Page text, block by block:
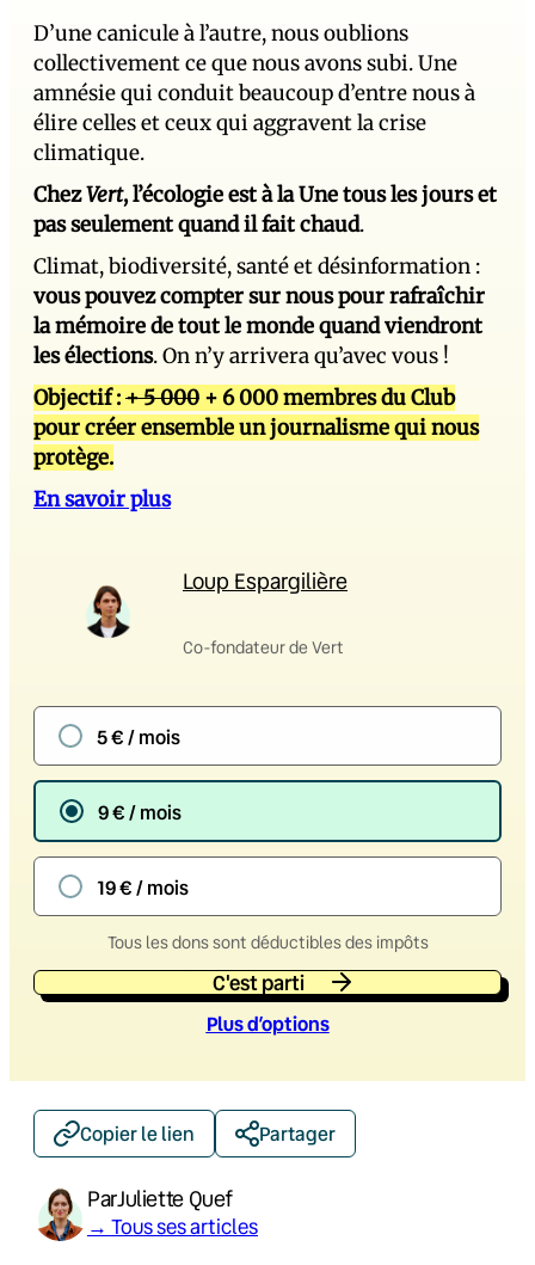
D’une canicule à l’autre, nous oublions
collectivement ce que nous avons subi. Une
amnésie qui conduit beaucoup d’entre nous à
élire celles et ceux qui aggravent la crise
climatique.
ChezVert, l’écologie est à la Une tous les jours et
pas seulement quand il fait chaud.
Climat, biodiversité, santé et désinformation :
vous pouvez compter sur nous pour rafraîchir
la mémoire de tout le monde quand viendront
les élections. On n’y arrivera qu’avec vous !
Objectif :+ 5 000 + 6 000 membres du Club
pour créer ensemble un journalisme qui nous
protège.
En savoir plus
Loup Espargilière
Co-fondateur de Vert
5 € / mois
9 € / mois
19 € / mois
Tous les dons sont déductibles des impôts
C'est parti
Plus d’options
Copier le lien Partager
ParJuliette Quef
→ Tous ses articles